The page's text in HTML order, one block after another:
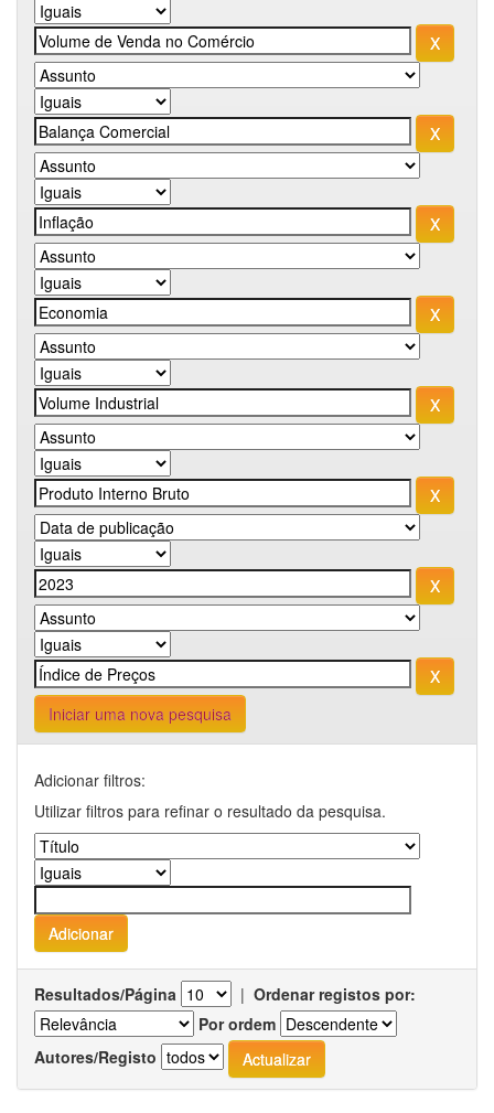
Iniciar uma nova pesquisa
Adicionar filtros:
Utilizar filtros para refinar o resultado da pesquisa.
Resultados/Página | Ordenar registos por:
Por ordem
Autores/Registo